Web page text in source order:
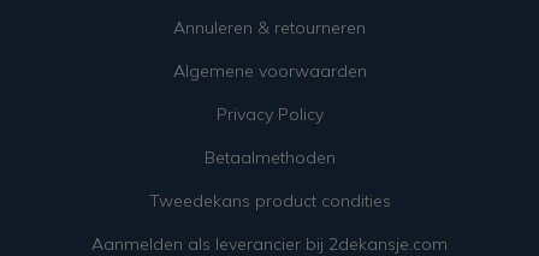
Annuleren & retourneren
Algemene voorwaarden
Privacy Policy
Betaalmethoden
Tweedekans product condities
Aanmelden als leverancier bij 2dekansje.com